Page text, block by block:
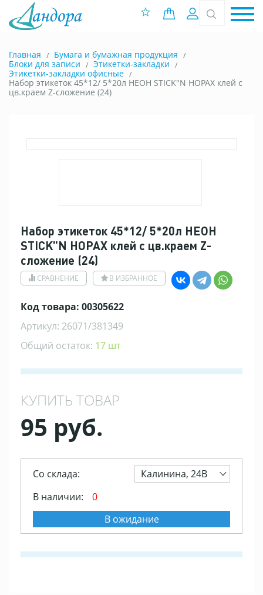
0 позиций
Вход
Главная
Бумага и бумажная продукция
Блоки для записи
Этикетки-закладки
Этикетки-закладки офисные
Набор этикеток 45*12/ 5*20л НЕОН STICK"N HOPAX клей с
цв.краем Z-сложение (24)
Набор этикеток 45*12/ 5*20л НЕОН
STICK"N HOPAX клей с цв.краем Z-
сложение (24)
СРАВНЕНИЕ В ИЗБРАННОЕ
Код товара: 00305622
Артикул: 26071/381349
Общий остаток: 17 шт
КУПИТЬ ТОВАР
95 руб.
Со склада:
Калинина, 24В
В наличии:
0
В ожидание